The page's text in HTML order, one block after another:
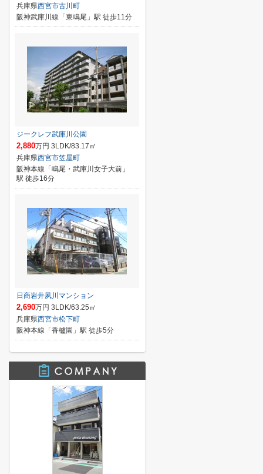
兵庫県西宮市古川町
阪神武庫川線「東鳴尾」駅 徒歩11分
ジークレフ武庫川公園
2,880万円 3LDK/83.17㎡
兵庫県西宮市笠屋町
阪神本線「鳴尾・武庫川女子大前」
駅 徒歩16分
日商岩井夙川マンション
2,690万円 3LDK/63.25㎡
兵庫県西宮市松下町
阪神本線「香櫨園」駅 徒歩5分